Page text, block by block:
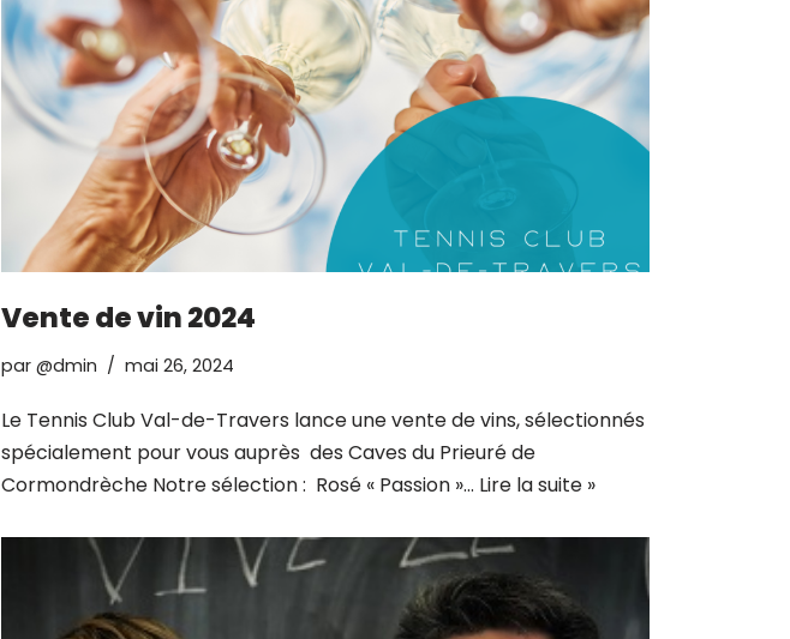
Vente de vin 2024
par @dmin mai 26, 2024
Le Tennis Club Val-de-Travers lance une vente de vins, sélectionnés
spécialement pour vous auprès des Caves du Prieuré de
Cormondrèche Notre sélection : Rosé « Passion »… Lire la suite »